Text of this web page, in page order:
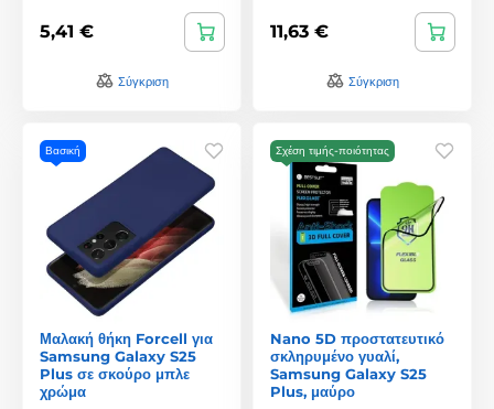
5,41 €
Σύγκριση
11,63 €
Σύγκριση
Βασική
Μαλακή θήκη Forcell για
Samsung Galaxy S25
Plus σε σκούρο μπλε
χρώμα
Σχέση τιμής-ποιότητας
Nano 5D προστατευτικό
σκληρυμένο γυαλί,
Samsung Galaxy S25
Plus, μαύρο